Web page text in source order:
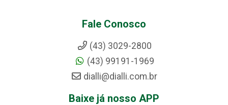
Fale Conosco
(43) 3029-2800
(43) 99191-1969
dialli@dialli.com.br
Baixe já nosso APP